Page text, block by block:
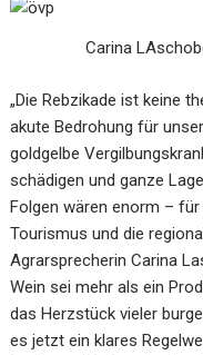
Carina
„Die Rebzikade ist keine
akute Bedrohung für
goldgelbe
schädigen und ganze
Folgen wären enorm –
Tourismus und die
Agrarsprecherin Carina
Wein sei mehr als ein
das Herzstück vieler
es jetzt ein klares